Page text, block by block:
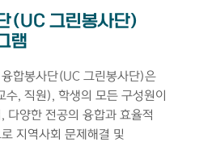
(UC 그린봉사단)
램
합봉사단(UC 그린봉사단)은
수, 직원), 학생의 모든 구성원이
다양한 전공의 융합과 효율적
지역사회 문제해결 및